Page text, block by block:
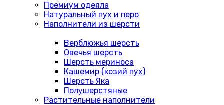
Премиум одеяла
Натуральный пух и перо
Наполнители из шерсти
Верблюжья шерсть
Овечья шерсть
Шерсть мериноса
Кашемир (козий пух)
Шерсть Яка
Полушерстяные
Растительные наполнители